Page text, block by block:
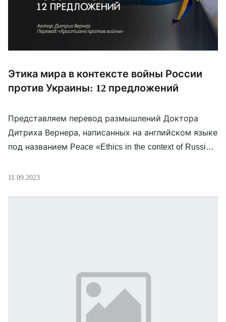
Этика мира в контексте войны России
против Украины: 12 предложений
Представляем перевод размышлений Доктора
Дитриха Вернера, написанных на английском языке
под названием Peace «‎Ethics in the context of Russia’s
churches and religious communities can contribute to
11.09.2023